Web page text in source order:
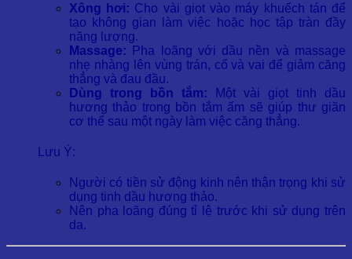
Xông hơi: Cho vài giọt vào máy khuếch tán để
tạo không gian làm việc hoặc học tập tràn đầy
năng lượng.
Massage: Pha loãng với dầu nền và massage
nhẹ nhàng lên vùng trán, cổ và vai để giảm căng
thẳng và đau đầu.
Dùng trong bồn tắm: Một vài giọt tinh dầu
hương thảo trong bồn tắm ấm sẽ giúp thư giãn
cơ thể sau một ngày làm việc căng thẳng.
Lưu Ý:
Người có tiền sử động kinh nên thận trọng khi sử
dụng tinh dầu hương thảo.
Nên pha loãng đúng tỉ lệ trước khi sử dụng trên
da.